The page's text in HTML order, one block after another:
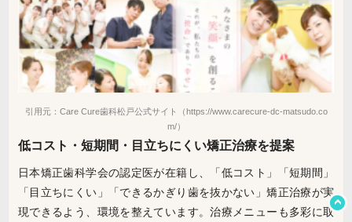
引用元：Care Cure歯科松戸公式サイト（https://www.carecure-dc-matsudo.co
m/）
低コスト・短期間・目立ちにくい矯正治療を提案
日本矯正歯科学会の認定医が在籍し、「低コスト」「短期間」
「目立ちにくい」「できるかぎり歯を抜かない」矯正治療が実
現できるよう、環境を整えています。治療メニューも多彩に取